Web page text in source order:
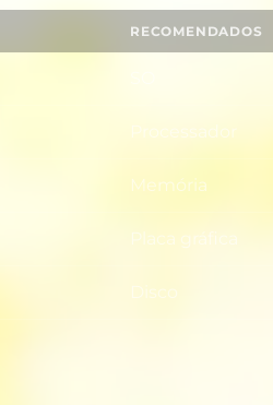
RECOMENDADOS
Processador
Memória
Placa gráfica
Disco